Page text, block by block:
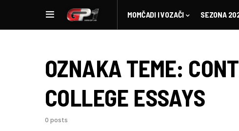
MOMČADI I VOZAČI SEZONA
OZNAKA TEME:
COLLEGE ESSAYS
0 posts